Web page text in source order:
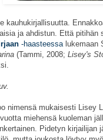
kauhukirjallisuutta.
ja ahdistun. Että
-haasteessalukemaan
(Tammi, 2008; Lisey's
nimensä mukaisesti Lisey
miehensä kuoleman
Pidetyn kirjailijan